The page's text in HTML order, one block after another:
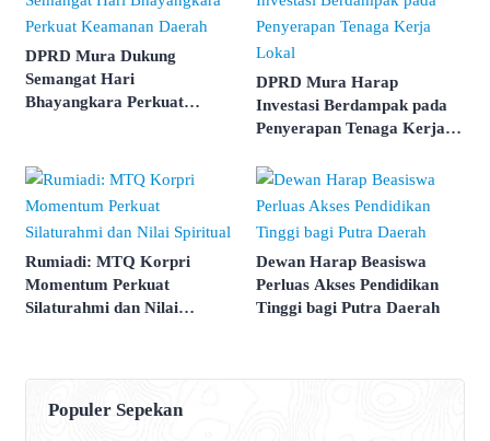
DPRD Mura Dukung
Semangat Hari
Bhayangkara Perkuat
DPRD Mura Harap
Investasi Berdampak pada
Penyerapan Tenaga Kerja
Rumiadi: MTQ Korpri
Momentum Perkuat
Silaturahmi dan Nilai
Dewan Harap Beasiswa
Perluas Akses Pendidikan
Tinggi bagi Putra Daerah
Populer Sepekan